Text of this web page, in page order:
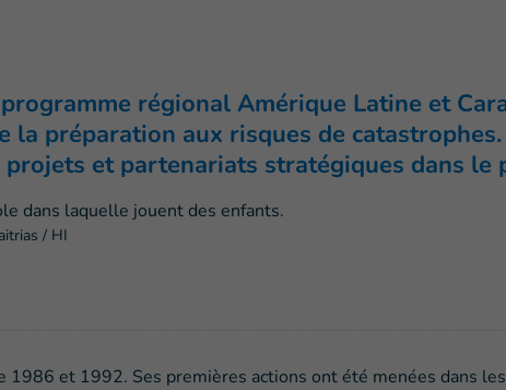
régional Amérique Latine et
la préparation aux risques de
et partenariats stratégiques dans le
/ HI
1986 et 1992. Ses premières actions ont été menées dans